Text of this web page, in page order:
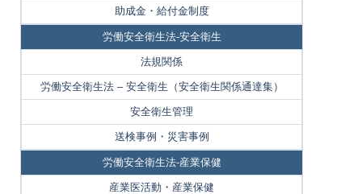
助成金・給付金制度
労働安全衛生法-安全衛生
法規関係
労働安全衛生法 – 安全衛生（安全衛生関係通達集）
安全衛生管理
送検事例・災害事例
労働安全衛生法-産業保健
産業医活動・産業保健